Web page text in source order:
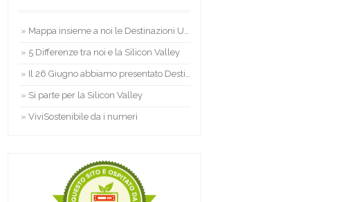
Mappa insieme a noi le Destinazioni Umane d’Italia!
5 Differenze tra noi e la Silicon Valley
Il 26 Giugno abbiamo presentato Destinazione Umana
Si parte per la Silicon Valley
ViviSostenibile da i numeri